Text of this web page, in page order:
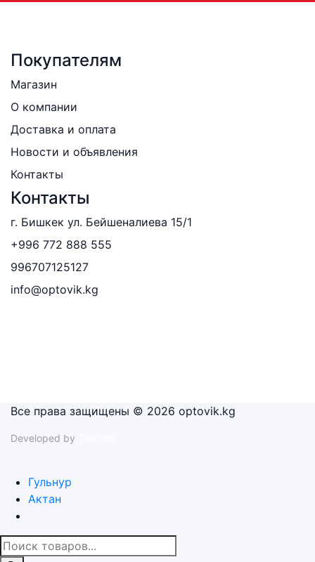
Покупателям
Магазин
О компании
Доставка и оплата
Новости и объявления
Контакты
Контакты
г. Бишкек ул. Бейшеналиева 15/1
+996 772 888 555
996707125127
info@optovik.kg
Все права защищены © 2026 optovik.kg
Developed by
Гульнур
Актан
Поиск